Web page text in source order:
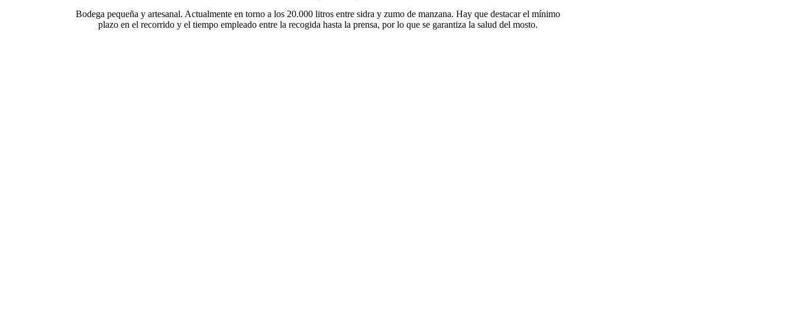
Bodega pequeña y artesanal. Actualmente en torno a los 20.000 litros entre sidra y zumo de manzana. Hay que destacar el mínimo
plazo en el recorrido y el tiempo empleado entre la recogida hasta la prensa, por lo que se garantiza la salud del mosto.